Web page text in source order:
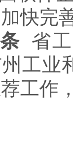
快完
省
工业
工作